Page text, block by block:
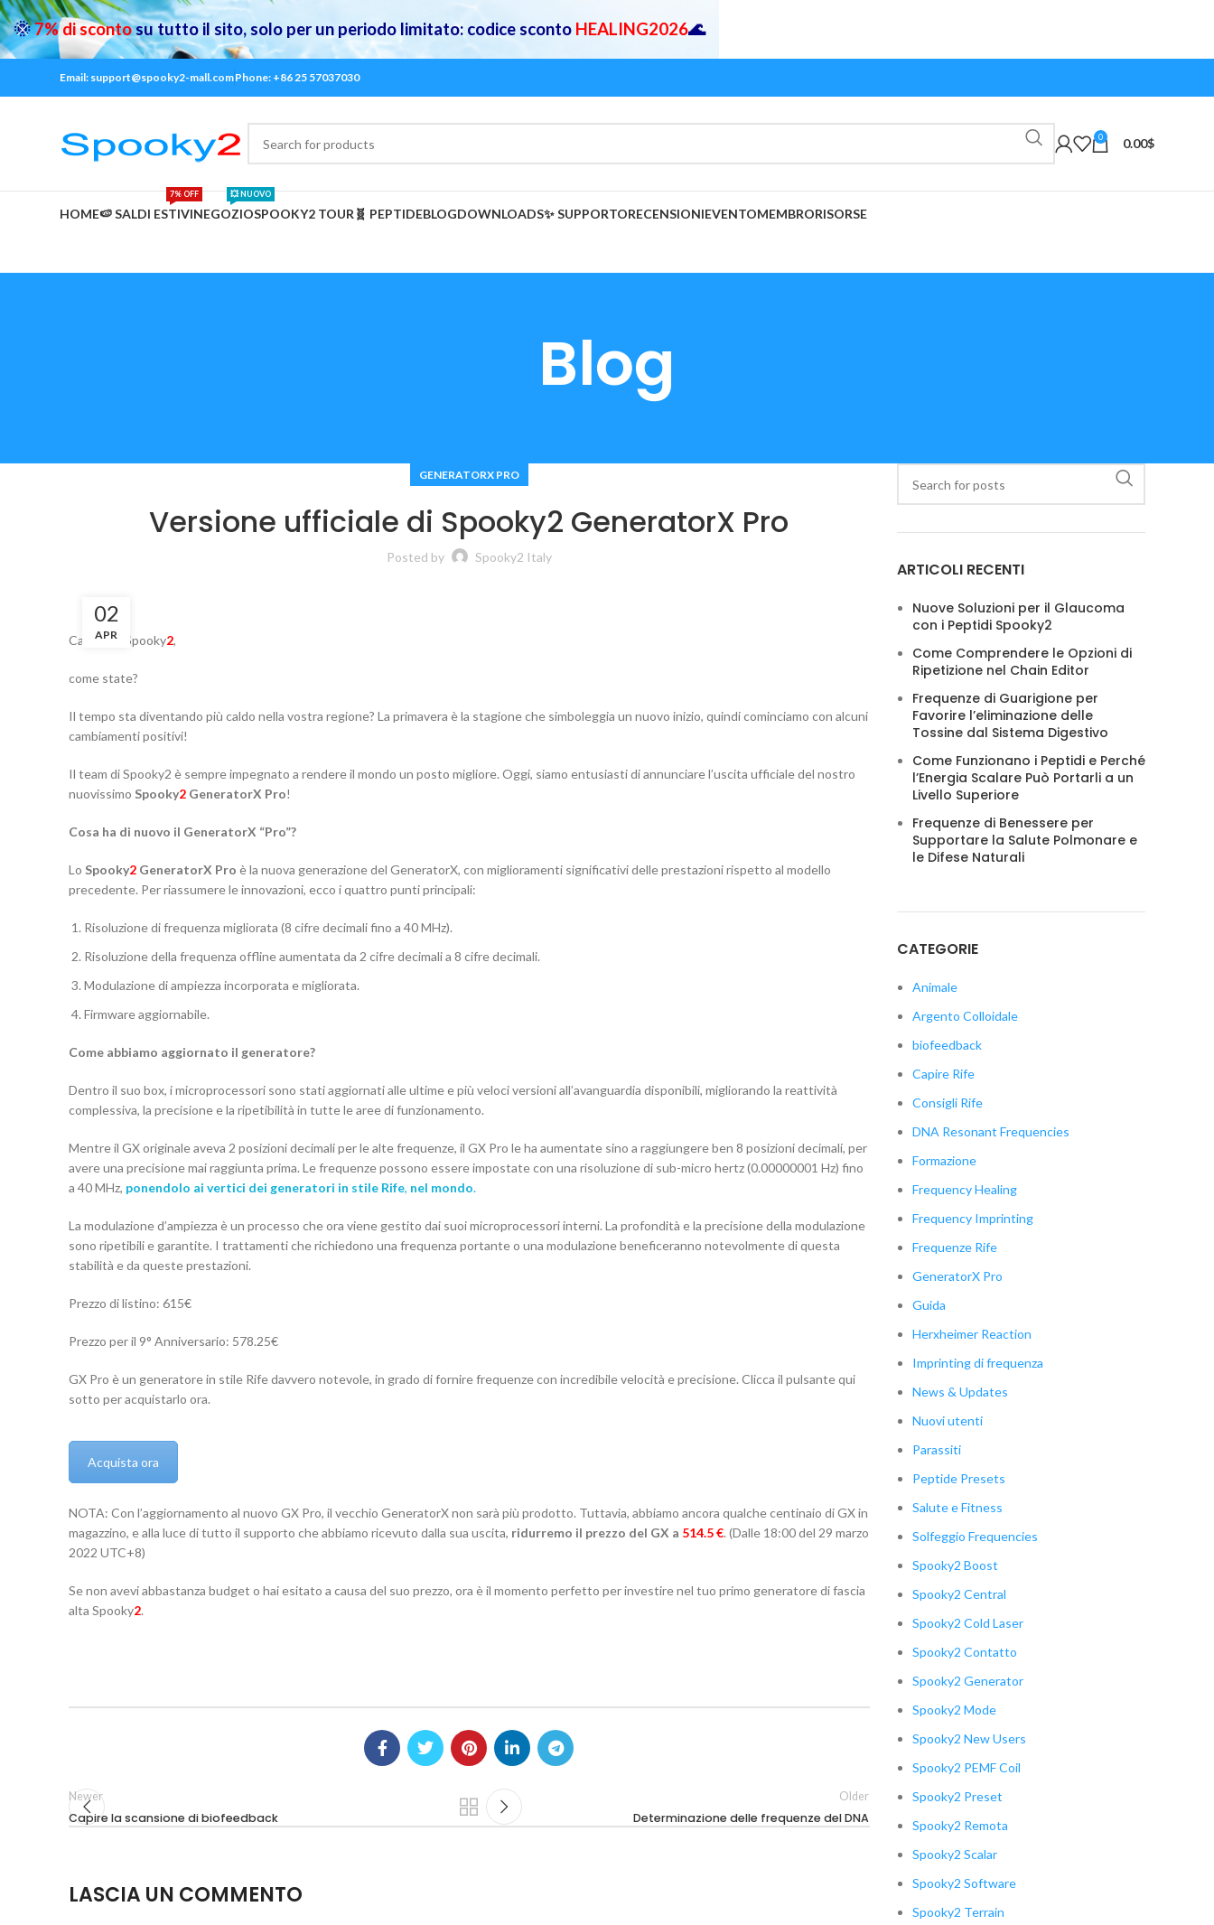
Email: support@spooky2-mall.comPhone: +86 25 57037030
0 0.00$
HOME🍉 SALDI ESTIVI
7% OFF
NEGOZIO
💥 NUOVO
SPOOKY2 TOUR 🧬 PEPTIDEBLOGDOWNLOADS✨ SUPPORTORECENSIONIEVENTOMEMBRORISORSE
Blog
GENERATORX PRO
Versione ufficiale di Spooky2 GeneratorX Pro
Posted by Spooky2 Italy
02
APR
Cari amici Spooky2,
come state?
Il tempo sta diventando più caldo nella vostra regione? La primavera è la stagione che simboleggia un nuovo inizio, quindi cominciamo con alcuni
cambiamenti positivi!
Il team di Spooky2 è sempre impegnato a rendere il mondo un posto migliore. Oggi, siamo entusiasti di annunciare l’uscita ufficiale del nostro
nuovissimo Spooky2 GeneratorX Pro!
Cosa ha di nuovo il GeneratorX “Pro”?
Lo Spooky2 GeneratorX Pro è la nuova generazione del GeneratorX, con miglioramenti significativi delle prestazioni rispetto al modello
precedente. Per riassumere le innovazioni, ecco i quattro punti principali:
Risoluzione di frequenza migliorata (8 cifre decimali fino a 40 MHz).
Risoluzione della frequenza offline aumentata da 2 cifre decimali a 8 cifre decimali.
Modulazione di ampiezza incorporata e migliorata.
Firmware aggiornabile.
Come abbiamo aggiornato il generatore?
Dentro il suo box, i microprocessori sono stati aggiornati alle ultime e più veloci versioni all’avanguardia disponibili, migliorando la reattività
complessiva, la precisione e la ripetibilità in tutte le aree di funzionamento.
Mentre il GX originale aveva 2 posizioni decimali per le alte frequenze, il GX Pro le ha aumentate sino a raggiungere ben 8 posizioni decimali, per
avere una precisione mai raggiunta prima. Le frequenze possono essere impostate con una risoluzione di sub-micro hertz (0.00000001 Hz) fino
a 40 MHz, ponendolo ai vertici dei generatori in stile Rife, nel mondo.
La modulazione d’ampiezza è un processo che ora viene gestito dai suoi microprocessori interni. La profondità e la precisione della modulazione
sono ripetibili e garantite. I trattamenti che richiedono una frequenza portante o una modulazione beneficeranno notevolmente di questa
stabilità e da queste prestazioni.
Prezzo di listino: 615€
Prezzo per il 9° Anniversario: 578.25€
GX Pro è un generatore in stile Rife davvero notevole, in grado di fornire frequenze con incredibile velocità e precisione. Clicca il pulsante qui
sotto per acquistarlo ora.
Acquista ora
NOTA: Con l’aggiornamento al nuovo GX Pro, il vecchio GeneratorX non sarà più prodotto. Tuttavia, abbiamo ancora qualche centinaio di GX in
magazzino, e alla luce di tutto il supporto che abbiamo ricevuto dalla sua uscita, ridurremo il prezzo del GX a 514.5 €. (Dalle 18:00 del 29 marzo
2022 UTC+8)
Se non avevi abbastanza budget o hai esitato a causa del suo prezzo, ora è il momento perfetto per investire nel tuo primo generatore di fascia
alta Spooky2.
Newer
Capire la scansione di biofeedback
Older
Determinazione delle frequenze del DNA
LASCIA UN COMMENTO
ARTICOLI RECENTI
Nuove Soluzioni per il Glaucoma
con i Peptidi Spooky2
Come Comprendere le Opzioni di
Ripetizione nel Chain Editor
Frequenze di Guarigione per
Favorire l’eliminazione delle
Tossine dal Sistema Digestivo
Come Funzionano i Peptidi e Perché
l’Energia Scalare Può Portarli a un
Livello Superiore
Frequenze di Benessere per
Supportare la Salute Polmonare e
le Difese Naturali
CATEGORIE
Animale
Argento Colloidale
biofeedback
Capire Rife
Consigli Rife
DNA Resonant Frequencies
Formazione
Frequency Healing
Frequency Imprinting
Frequenze Rife
GeneratorX Pro
Guida
Herxheimer Reaction
Imprinting di frequenza
News & Updates
Nuovi utenti
Parassiti
Peptide Presets
Salute e Fitness
Solfeggio Frequencies
Spooky2 Boost
Spooky2 Central
Spooky2 Cold Laser
Spooky2 Contatto
Spooky2 Generator
Spooky2 Mode
Spooky2 New Users
Spooky2 PEMF Coil
Spooky2 Preset
Spooky2 Remota
Spooky2 Scalar
Spooky2 Software
Spooky2 Terrain
🌞7% di scontosu tutto il sito, solo per un periodo limitato: codice sconto HEALING2026🌊